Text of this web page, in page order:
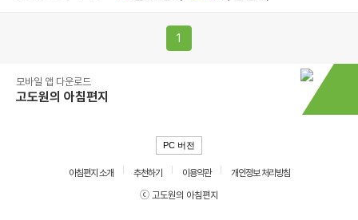
1
모바일 앱 다운로드
고도원의 아침편지
PC 버전
아침편지 소개 추천하기 이용약관
개인정보 처리방침
ⓒ 고도원의 아침편지